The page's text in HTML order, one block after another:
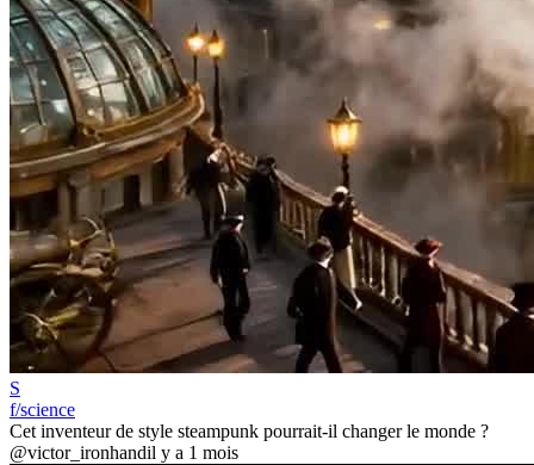
S
f/science
Cet inventeur de style steampunk pourrait-il changer le monde ?
@victor_ironhandil y a 1 mois